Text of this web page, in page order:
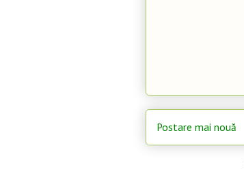
Postare mai nouă